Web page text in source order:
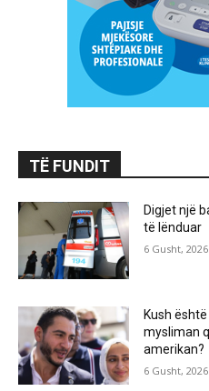
TË FUNDIT
Digjet një
të lënduar
6 Gusht, 2026
Kush
mysliman
amerikan?
6 Gusht, 2026